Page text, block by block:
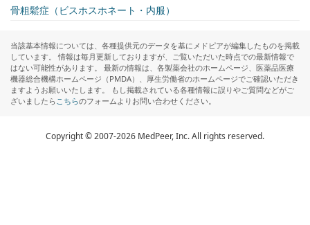
骨粗鬆症（ビスホスホネート・内服）
当該基本情報については、各種提供元のデータを基にメドピアが編集したものを掲載
しています。 情報は毎月更新しておりますが、ご覧いただいた時点での最新情報で
はない可能性があります。 最新の情報は、各製薬会社のホームページ、医薬品医療
機器総合機構ホームページ（PMDA）、厚生労働省のホームページでご確認いただき
ますようお願いいたします。 もし掲載されている各種情報に誤りやご質問などがご
ざいましたらこちらのフォームよりお問い合わせください。
Copyright © 2007-2026 MedPeer, Inc. All rights reserved.